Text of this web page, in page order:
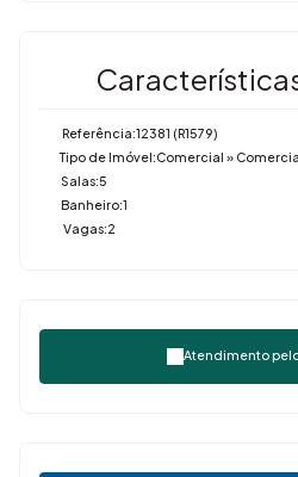
Referência:12381 (R1579)
Tipo de Imóvel:Comercial »
Salas:5
Banheiro:1
Vagas:2
Atendimento